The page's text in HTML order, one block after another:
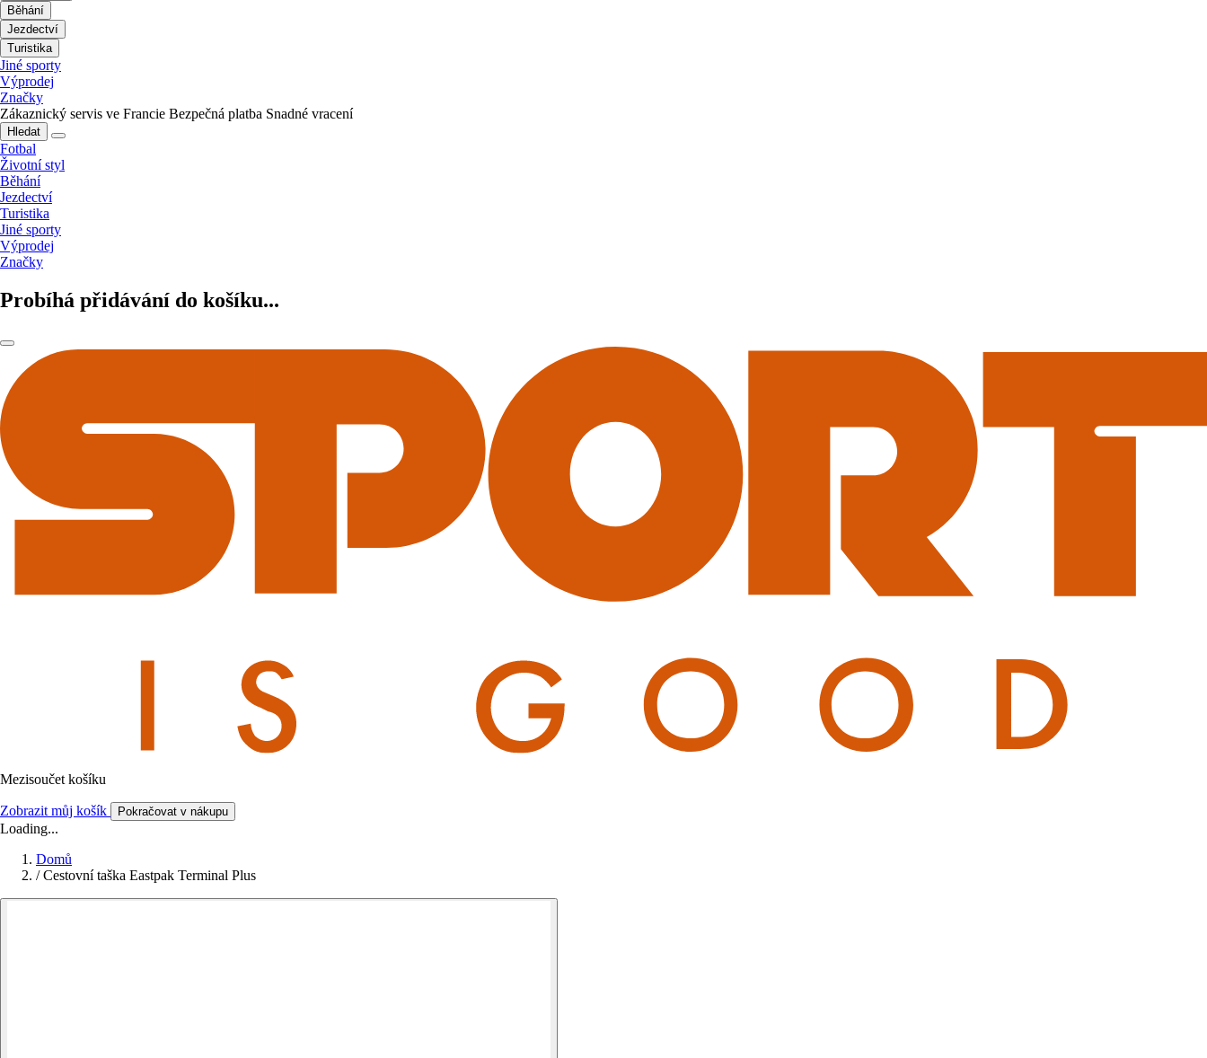
Běhání
Jezdectví
Turistika
Jiné sporty
Výprodej
Značky
Zákaznický servis ve Francie Bezpečná platba Snadné vracení
Hledat
Fotbal
Životní styl
Běhání
Jezdectví
Turistika
Jiné sporty
Výprodej
Značky
Probíhá přidávání do košíku...
Mezisoučet košíku
Zobrazit můj košík Pokračovat v nákupu
Loading...
Domů
/ Cestovní taška Eastpak Terminal Plus